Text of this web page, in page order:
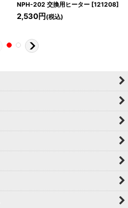
NPH-202 交換用ヒーター [121208]
2,530円 (税込)